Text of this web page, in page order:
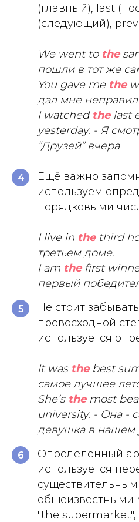
(главный), last
(следующий),
We went to the
пошли в тот же
You gave me the
дал мне
I watched thelast
yesterday. - Я
“Друзей” вчера
4
Ещё важно
используем
порядковыми
I live in thethird
третьем доме.
I am thefirst
первый
5
Не стоит
превосходной
используется
It was thebest
самое лучшее
She’s themost
university. - Она -
девушка в нашем
6
Определенный
используется
общеизвестными
"the